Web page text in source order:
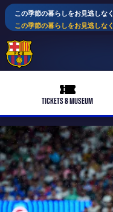
この季節の暮らしをお見逃しな
この季節の暮らしをお見逃しな
ticket-full
TICKETS & MUSEUM
plusicon
label.aria.plus
PLUSICON
LABEL.ARIA.PLUS
トップチーム